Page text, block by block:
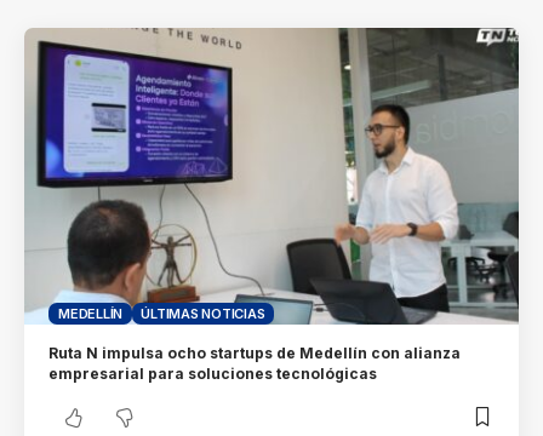
MEDELLÍN ÚLTIMAS NOTICIAS
Ruta N impulsa ocho startups de Medellín con alianza
empresarial para soluciones tecnológicas